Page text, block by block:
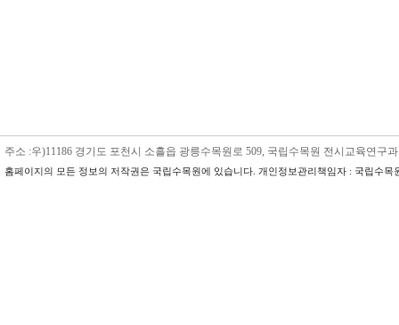
주소 :우)11186 경기도 포천시 소흘읍 광릉수목원로 509, 국립수목원 전시교육연구
홈페이지의 모든 정보의 저작권은 국립수목원에 있습니다. 개인정보관리책임자 : 국립수목